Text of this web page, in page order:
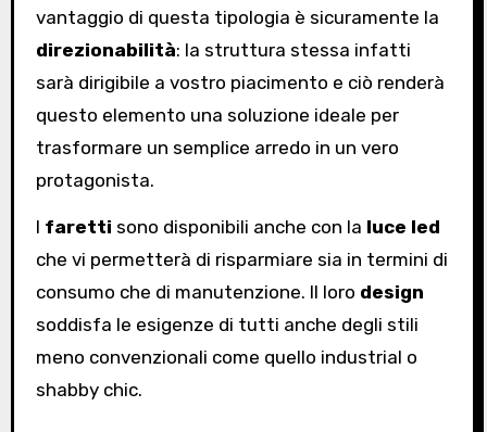
vantaggio di questa tipologia è sicuramente la
direzionabilità: la struttura stessa infatti
sarà dirigibile a vostro piacimento e ciò renderà
questo elemento una soluzione ideale per
trasformare un semplice arredo in un vero
protagonista.
I faretti sono disponibili anche con la luce led
che vi permetterà di risparmiare sia in termini di
consumo che di manutenzione. Il loro design
soddisfa le esigenze di tutti anche degli stili
meno convenzionali come quello industrial o
shabby chic.